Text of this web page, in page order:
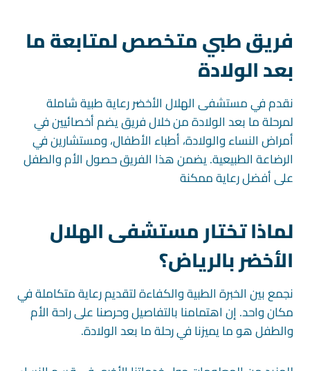
فريق طبي متخصص لمتابعة ما
بعد الولادة
نقدم في مستشفى الهلال الأخضر رعاية طبية شاملة
لمرحلة ما بعد الولادة من خلال فريق يضم أخصائيين في
أمراض النساء والولادة، أطباء الأطفال، ومستشارين في
الرضاعة الطبيعية. يضمن هذا الفريق حصول الأم والطفل
على أفضل رعاية ممكنة
لماذا تختار مستشفى الهلال
الأخضر بالرياض؟
نجمع بين الخبرة الطبية والكفاءة لتقديم رعاية متكاملة في
مكان واحد. إن اهتمامنا بالتفاصيل وحرصنا على راحة الأم
والطفل هو ما يميزنا في رحلة ما بعد الولادة.